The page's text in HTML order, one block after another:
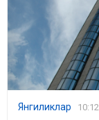
Янгиликлар